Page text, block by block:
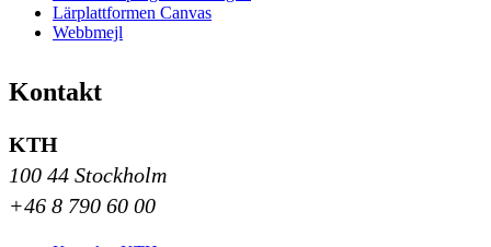
Lärplattformen Canvas
Webbmejl
Kontakt
KTH
100 44 Stockholm
+46 8 790 60 00